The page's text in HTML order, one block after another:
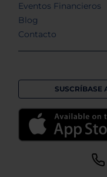
Eventos Financieros
Blog
Contacto
SUSCRÍBASE